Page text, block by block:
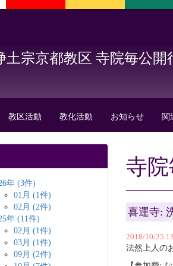
土宗京都教区 寺院毎公開
教区活動 教化活動 お知らせ 関
寺
喜運寺:
2018/10/25
法然上人の
年 (3件)
01月 (1件)
02月 (2件)
年 (11件)
02月 (1件)
03月 (1件)
09月 (2件)